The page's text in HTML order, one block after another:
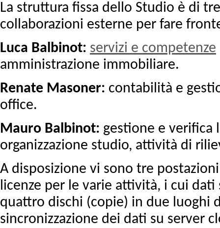
La struttura fissa dello Studio è di
collaborazioni esterne per fare
Luca Balbinot: servizi e competenze
amministrazione immobiliare.
Renate Masoner: contabilità e
office.
Mauro Balbinot: gestione e verifica
organizzazione studio, attività di
A disposizione vi sono tre
licenze per le varie attività, i cui
quattro dischi (copie) in due luoghi
sincronizzazione dei dati su server